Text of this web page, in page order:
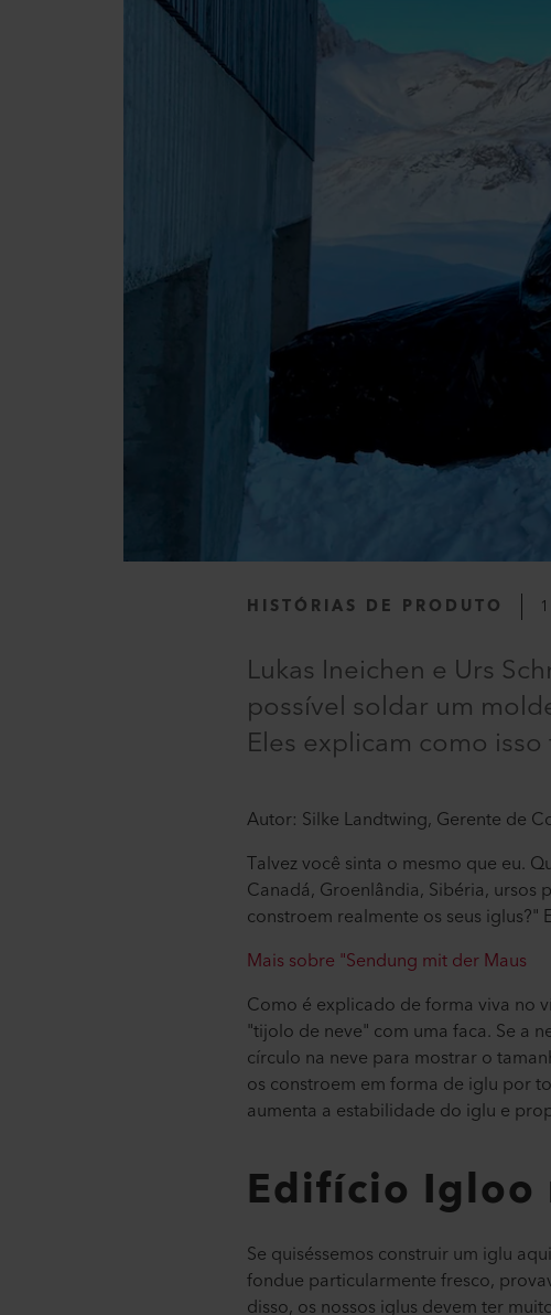
HISTÓRIAS DE PRODUTO
Lukas Ineichen e Urs
possível soldar um
Eles explicam como
Autor: Silke Landtwing, Gerente de
Talvez você sinta o mesmo que eu.
Canadá, Groenlândia, Sibéria, ursos
constroem realmente os seus
Mais sobre "Sendung mit der Maus
Como é explicado de forma viva no
"tijolo de neve" com uma faca. Se a
círculo na neve para mostrar o
os constroem em forma de iglu por
aumenta a estabilidade do iglu e
Edifício Igloo
Se quiséssemos construir um iglu
fondue particularmente fresco,
disso, os nossos iglus devem ter